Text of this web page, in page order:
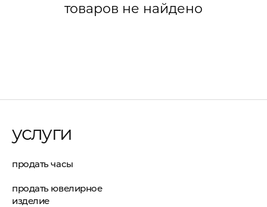
товаров не найдено
услуги
продать часы
продать ювелирное
изделие